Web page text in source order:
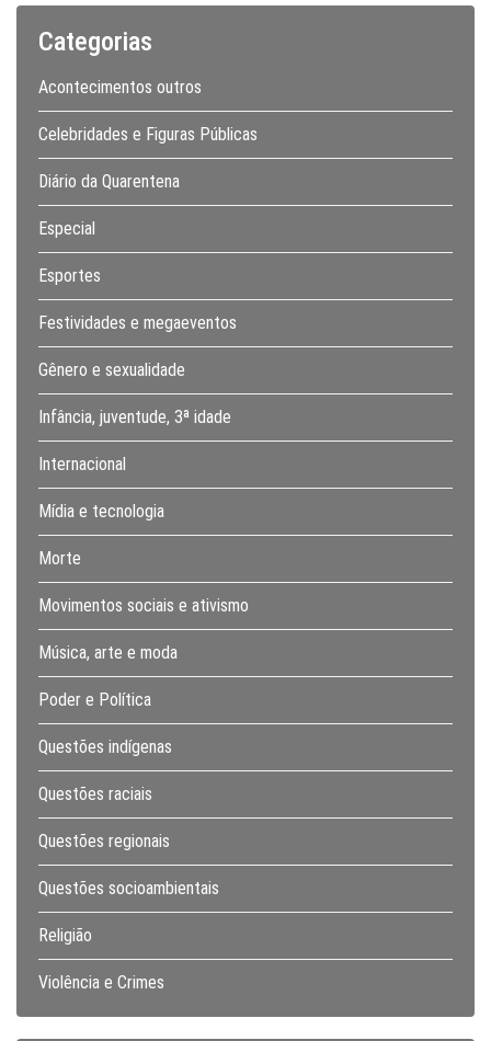
Categorias
Acontecimentos outros
Celebridades e Figuras Públicas
Diário da Quarentena
Especial
Esportes
Festividades e megaeventos
Gênero e sexualidade
Infância, juventude, 3ª idade
Internacional
Mídia e tecnologia
Morte
Movimentos sociais e ativismo
Música, arte e moda
Poder e Política
Questões indígenas
Questões raciais
Questões regionais
Questões socioambientais
Religião
Violência e Crimes